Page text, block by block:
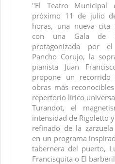
"El Teatro Municipal
próximo 11 de julio
horas, una nueva cita
con una Gala de
protagonizada por
Pancho Corujo, la
pianista Juan
propone un
obras más
repertorio lírico
Turandot, el
intensidad de Rigoletto
refinado de la
en un programa
tabernera del puerto,
Francisquita o El